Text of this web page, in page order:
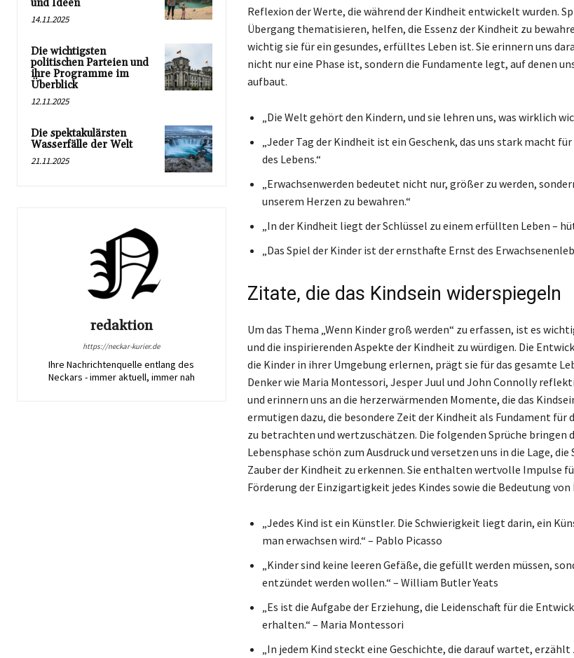
und Ideen
14.11.2025
Die wichtigsten
politischen Parteien und
ihre Programme im
Überblick
12.11.2025
Die spektakulärsten
Wasserfälle der Welt
21.11.2025
redaktion
https://neckar-kurier.de
Ihre Nachrichtenquelle entlang des
Neckars - immer aktuell, immer nah
Reflexion der Werte, die während der Kindheit entwickelt wurden.
Übergang thematisieren, helfen, die Essenz der Kindheit zu
wichtig sie für ein gesundes, erfülltes Leben ist. Sie erinnern uns
nicht nur eine Phase ist, sondern die Fundamente legt, auf denen
aufbaut.
„Die Welt gehört den Kindern, und sie lehren uns, was wirklich
„Jeder Tag der Kindheit ist ein Geschenk, das uns stark macht
des Lebens.“
„Erwachsenwerden bedeutet nicht nur, größer zu werden,
unserem Herzen zu bewahren.“
„In der Kindheit liegt der Schlüssel zu einem erfüllten Leben –
„Das Spiel der Kinder ist der ernsthafte Ernst des
Zitate, die das Kindsein widerspiegeln
Um das Thema „Wenn Kinder groß werden“ zu erfassen, ist es
und die inspirierenden Aspekte der Kindheit zu würdigen. Die
die Kinder in ihrer Umgebung erlernen, prägt sie für das gesamte
Denker wie Maria Montessori, Jesper Juul und John Connolly
und erinnern uns an die herzerwärmenden Momente, die das
ermutigen dazu, die besondere Zeit der Kindheit als Fundament für
zu betrachten und wertzuschätzen. Die folgenden Sprüche bringen
Lebensphase schön zum Ausdruck und versetzen uns in die Lage, die
Zauber der Kindheit zu erkennen. Sie enthalten wertvolle Impulse
Förderung der Einzigartigkeit jedes Kindes sowie die Bedeutung von
„Jedes Kind ist ein Künstler. Die Schwierigkeit liegt darin, ein
man erwachsen wird.“ – Pablo Picasso
„Kinder sind keine leeren Gefäße, die gefüllt werden müssen,
entzündet werden wollen.“ – William Butler Yeats
„Es ist die Aufgabe der Erziehung, die Leidenschaft für die
erhalten.“ – Maria Montessori
„In jedem Kind steckt eine Geschichte, die darauf wartet, erzählt